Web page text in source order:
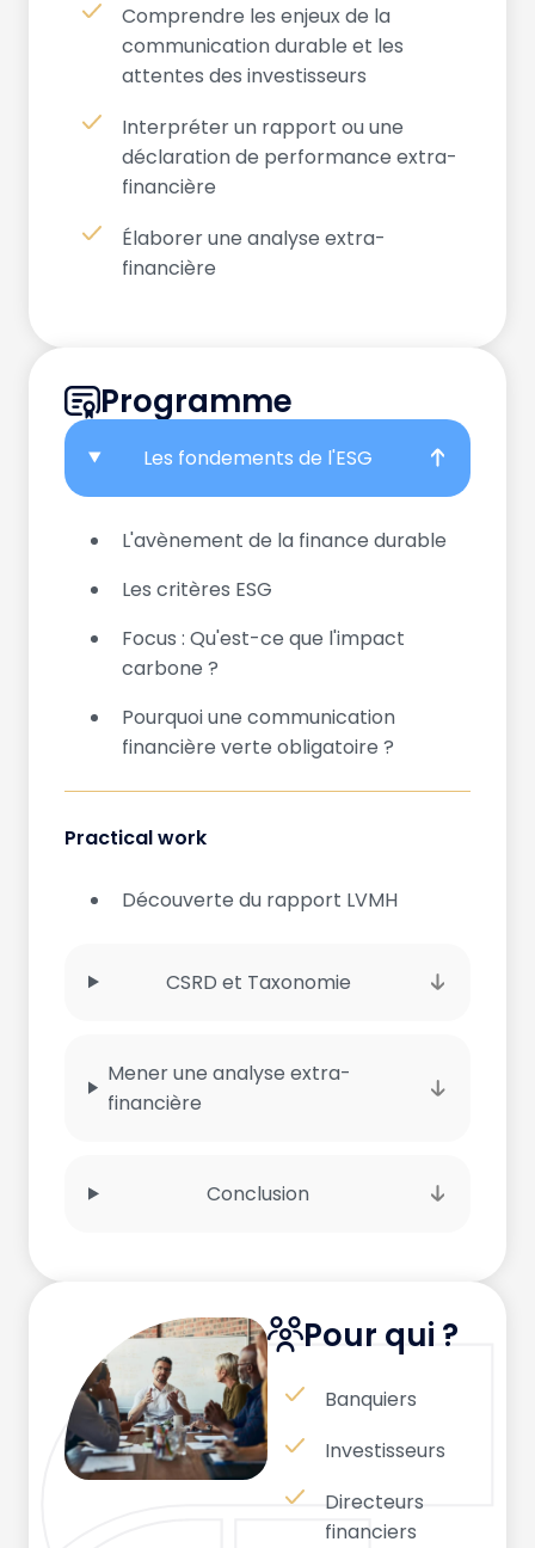
Comprendre les enjeux de la
communication durable et les
attentes des investisseurs
Interpréter un rapport ou une
déclaration de performance extra-
financière
Élaborer une analyse extra-
financière
Programme
Les fondements de l'ESG
L'avènement de la finance durable
Les critères ESG
Focus : Qu'est-ce que l'impact
carbone ?
Pourquoi une communication
financière verte obligatoire ?
Practical work
Découverte du rapport LVMH
CSRD et Taxonomie
Mener une analyse extra-
financière
Conclusion
Pour qui ?
Banquiers
Investisseurs
Directeurs
financiers